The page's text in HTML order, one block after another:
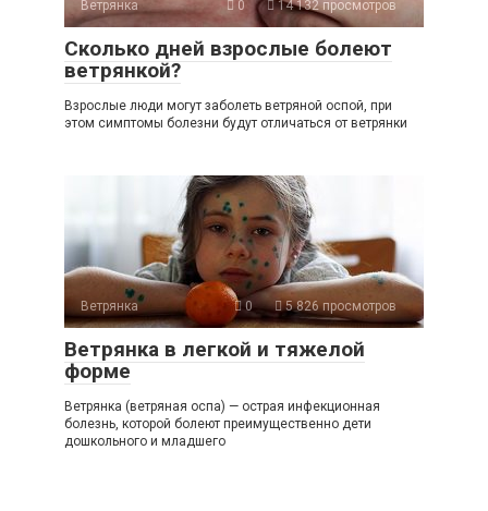
Ветрянка 0 14 132 просмотров
Сколько дней взрослые болеют
ветрянкой?
Взрослые люди могут заболеть ветряной оспой, при
этом симптомы болезни будут отличаться от ветрянки
Ветрянка 0 5 826 просмотров
Ветрянка в легкой и тяжелой
форме
Ветрянка (ветряная оспа) — острая инфекционная
болезнь, которой болеют преимущественно дети
дошкольного и младшего